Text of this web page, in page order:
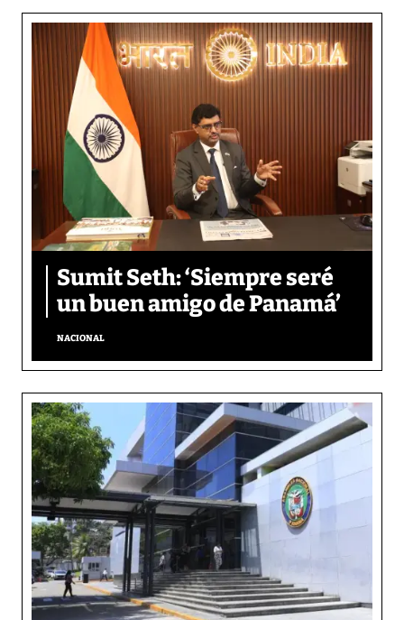
Sumit Seth: ‘Siempre seré
un buen amigo de Panamá’
NACIONAL